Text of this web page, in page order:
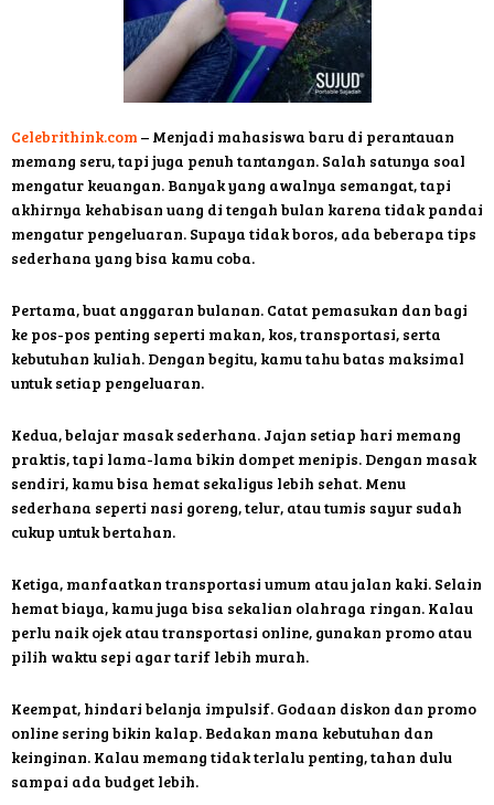
Celebrithink.com – Menjadi mahasiswa baru di perantauan
memang seru, tapi juga penuh tantangan. Salah satunya soal
mengatur keuangan. Banyak yang awalnya semangat, tapi
akhirnya kehabisan uang di tengah bulan karena tidak pandai
mengatur pengeluaran. Supaya tidak boros, ada beberapa tips
sederhana yang bisa kamu coba.
Pertama, buat anggaran bulanan. Catat pemasukan dan bagi
ke pos-pos penting seperti makan, kos, transportasi, serta
kebutuhan kuliah. Dengan begitu, kamu tahu batas maksimal
untuk setiap pengeluaran.
Kedua, belajar masak sederhana. Jajan setiap hari memang
praktis, tapi lama-lama bikin dompet menipis. Dengan masak
sendiri, kamu bisa hemat sekaligus lebih sehat. Menu
sederhana seperti nasi goreng, telur, atau tumis sayur sudah
cukup untuk bertahan.
Ketiga, manfaatkan transportasi umum atau jalan kaki. Selain
hemat biaya, kamu juga bisa sekalian olahraga ringan. Kalau
perlu naik ojek atau transportasi online, gunakan promo atau
pilih waktu sepi agar tarif lebih murah.
Keempat, hindari belanja impulsif. Godaan diskon dan promo
online sering bikin kalap. Bedakan mana kebutuhan dan
keinginan. Kalau memang tidak terlalu penting, tahan dulu
sampai ada budget lebih.